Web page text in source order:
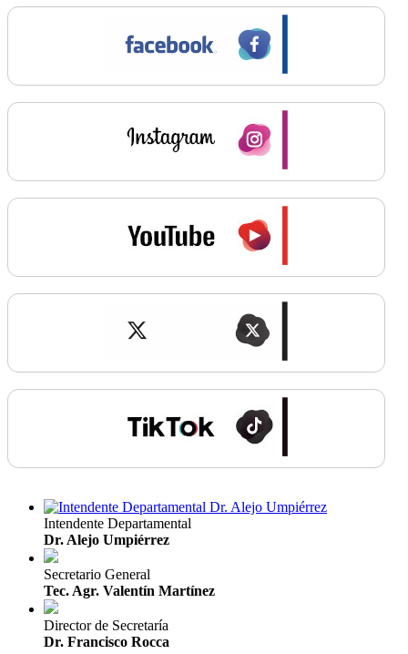
Intendente Departamental
Dr. Alejo Umpiérrez
Secretario General
Tec. Agr. Valentín Martínez
Director de Secretaría
Dr. Francisco Rocca